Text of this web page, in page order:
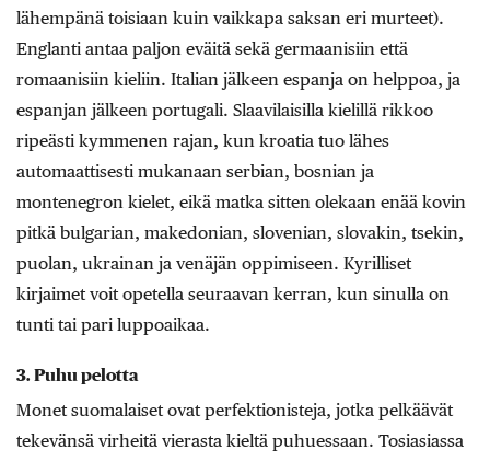
lähempänä toisiaan kuin vaikkapa saksan eri murteet).
Englanti antaa paljon eväitä sekä germaanisiin että
romaanisiin kieliin. Italian jälkeen espanja on helppoa, ja
espanjan jälkeen portugali. Slaavilaisilla kielillä rikkoo
ripeästi kymmenen rajan, kun kroatia tuo lähes
automaattisesti mukanaan serbian, bosnian ja
montenegron kielet, eikä matka sitten olekaan enää kovin
pitkä bulgarian, makedonian, slovenian, slovakin, tsekin,
puolan, ukrainan ja venäjän oppimiseen. Kyrilliset
kirjaimet voit opetella seuraavan kerran, kun sinulla on
tunti tai pari luppoaikaa.
3. Puhu pelotta
Monet suomalaiset ovat perfektionisteja, jotka pelkäävät
tekevänsä virheitä vierasta kieltä puhuessaan. Tosiasiassa